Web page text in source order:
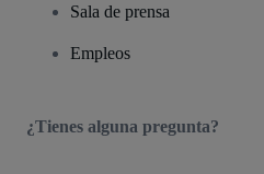
Sala de prensa
Empleos
¿Tienes alguna pregunta?